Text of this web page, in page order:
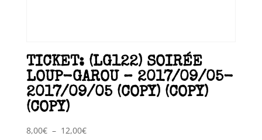
TICKET: (LG122) SOIRÉE
LOUP-GAROU – 2017/09/05-
2017/09/05 (COPY) (COPY)
(COPY)
8,00€ – 12,00€Plage